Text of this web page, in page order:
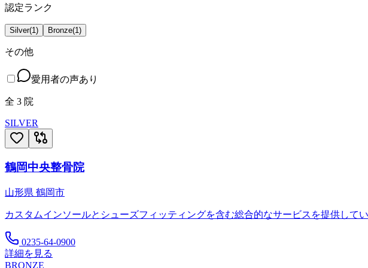
認定ランク
Silver(1) Bronze(1)
その他
愛用者の声あり
全 3 院
SILVER
鶴岡中央整骨院
山形県 鶴岡市
カスタムインソールとシューズフィッティングを含む総合的なサービスを提供して
0235-64-0900
詳細を見る
BRONZE